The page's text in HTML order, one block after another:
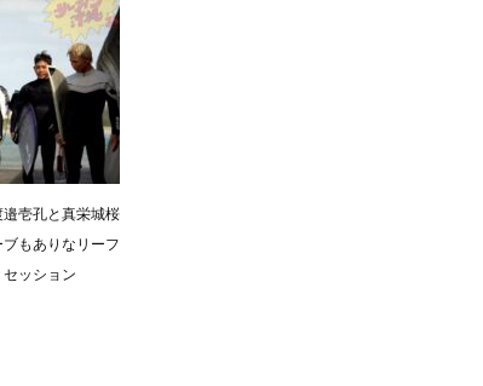
邉壱孔と真栄城桜
もありなリーフ
ッション